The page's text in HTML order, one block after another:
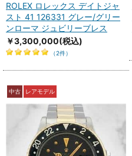
ROLEX ロレックス デイトジャ
スト 41 126331 グレー/グリー
ンローマ ジュビリーブレス
￥3,300,000(税込)
（2件）
中古 レアモデル